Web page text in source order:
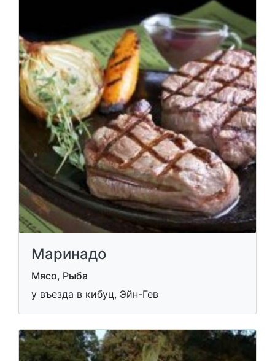
Маринадо
Мясо, Рыба
у въезда в кибуц, Эйн-Гев